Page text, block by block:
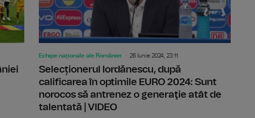
Echipe naționale ale României 26 Iunie 2024, 23:11
Selecționerul Iordănescu, după
calificarea în optimile EURO 2024: Sunt
norocos să antrenez o generaţie atât de
talentată | VIDEO